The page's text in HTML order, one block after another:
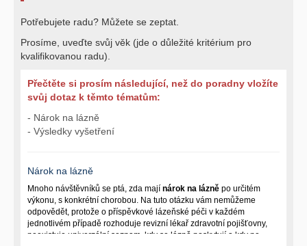
Potřebujete radu? Můžete se zeptat.
Prosíme, uveďte svůj věk (jde o důležité kritérium pro
kvalifikovanou radu).
Přečtěte si prosím následující, než do poradny vložíte
svůj dotaz k těmto tématům:
- Nárok na lázně
- Výsledky vyšetření
Nárok na lázně
Mnoho návštěvníků se ptá, zda mají nárok na lázně po určitém
výkonu, s konkrétní chorobou. Na tuto otázku vám nemůžeme
odpovědět, protože o příspěvkové lázeňské péči v každém
jednotlivém případě rozhoduje revizní lékař zdravotní pojišťovny,
neexistuje univerzální seznam, kdy se lázně poskytují a kdy ne.